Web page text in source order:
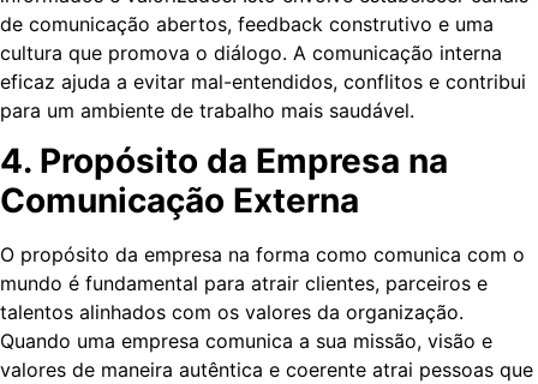
de comunicação abertos, feedback construtivo e uma
cultura que promova o diálogo. A comunicação interna
eficaz ajuda a evitar mal-entendidos, conflitos e contribui
para um ambiente de trabalho mais saudável.
‌4. Propósito da Empresa na
Comunicação Externa
O propósito da empresa na forma como comunica com o
mundo é fundamental para atrair clientes, parceiros e
talentos alinhados com os valores da organização.
Quando uma empresa comunica a sua missão, visão e
valores de maneira autêntica e coerente atrai pessoas que